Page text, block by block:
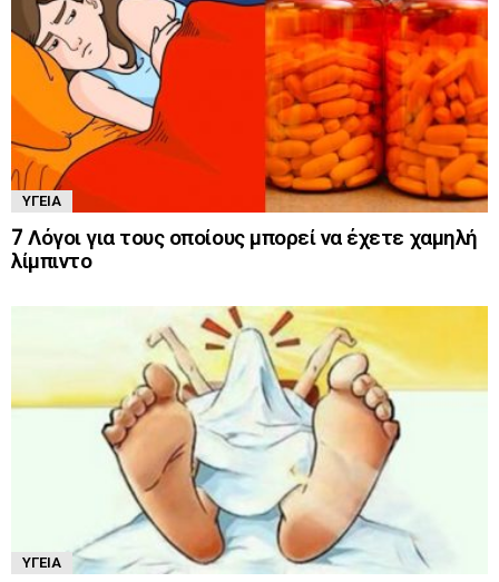
ΥΓΕΊΑ
7 Λόγοι για τους οποίους μπορεί να έχετε χαμηλή
λίμπιντο
ΥΓΕΊΑ